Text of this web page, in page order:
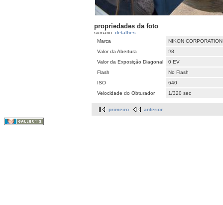
propriedades da foto
sumário detalhes
Marca
NIKON CORPORATION
Valor da Abertura
f/8
Valor da Exposição Diagonal
0 EV
Flash
No Flash
ISO
640
Velocidade do Obturador
1/320 sec
primeiro anterior